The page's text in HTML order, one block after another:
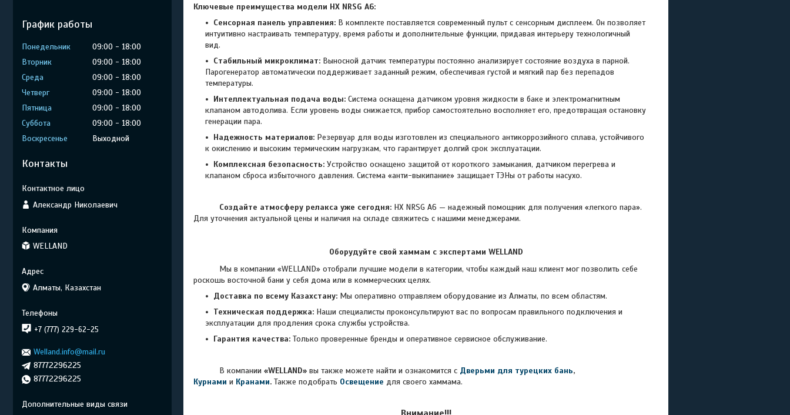
Ключевые преимущества модели HX NRSG A6:
Сенсорная панель управления: В комплекте поставляется современный пульт с сенсорным дисплеем. Он позволяет
интуитивно настраивать температуру, время работы и дополнительные функции, придавая интерьеру технологичный
вид.
Стабильный микроклимат: Выносной датчик температуры постоянно анализирует состояние воздуха в парной.
Парогенератор автоматически поддерживает заданный режим, обеспечивая густой и мягкий пар без перепадов
температуры.
Интеллектуальная подача воды: Система оснащена датчиком уровня жидкости в баке и электромагнитным
клапаном автодолива. Если уровень воды снижается, прибор самостоятельно восполняет его, предотвращая остановку
генерации пара.
Надежность материалов: Резервуар для воды изготовлен из специального антикоррозийного сплава, устойчивого
к окислению и высоким термическим нагрузкам, что гарантирует долгий срок эксплуатации.
Комплексная безопасность: Устройство оснащено защитой от короткого замыкания, датчиком перегрева и
клапаном сброса избыточного давления. Система «анти-выкипание» защищает ТЭНы от работы насухо.
Создайте атмосферу релакса уже сегодня: HX NRSG A6 — надежный помощник для получения «легкого пара».
Для уточнения актуальной цены и наличия на складе свяжитесь с нашими менеджерами.
Оборудуйте свой хаммам с экспертами WELLAND
Мы в компании «WELLAND» отобрали лучшие модели в категории, чтобы каждый наш клиент мог позволить себе
роскошь восточной бани у себя дома или в коммерческих целях.
Доставка по всему Казахстану: Мы оперативно отправляем оборудование из Алматы, по всем областям.
Техническая поддержка: Наши специалисты проконсультируют вас по вопросам правильного подключения и
эксплуатации для продления срока службы устройства.
Гарантия качества: Только проверенные бренды и оперативное сервисное обслуживание.
В компании «WELLAND» вы также можете найти и ознакомится с Дверьми для турецких бань,
Курнами и Кранами. Также подобрать Освещение для своего хаммама.
График работы
Понедельник 09:00
18:00
Вторник
09:00
18:00
Среда
09:00
18:00
Четверг
09:00
18:00
Пятница
09:00
18:00
Суббота
09:00
18:00
Воскресенье
Выходной
Контакты
Александр Николаевич
WELLAND
Алматы, Казахстан
+7 (777) 229-62-25
Welland.info@mail.ru
87772296225
87772296225